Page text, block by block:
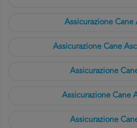
Assicurazione Cane
Assicurazione Cane
Assicurazione
Assicurazione Cane
Assicurazione